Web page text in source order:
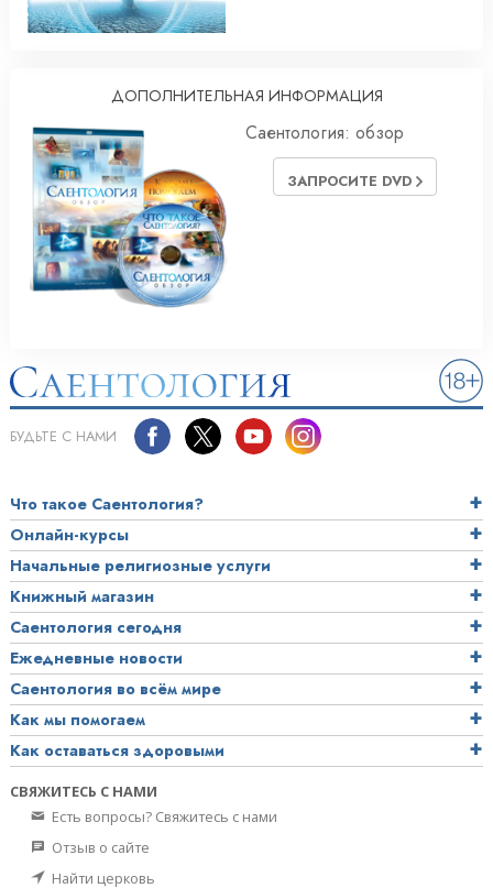
ДОПОЛНИТЕЛЬНАЯ ИНФОРМАЦИЯ
Саентология: обзор
ЗАПРОСИТЕ DVD
БУДЬТЕ С НАМИ
Что такое Саентология?
Онлайн-курсы
Начальные религиозные услуги
Книжный магазин
Саентология сегодня
Ежедневные новости
Саентология во всём мире
Как мы помогаем
Как оставаться здоровыми
СВЯЖИТЕСЬ С НАМИ
Есть вопросы? Свяжитесь с нами
Отзыв о сайте
Найти церковь